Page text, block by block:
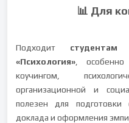
📊 Для
Подходит
«Психология» ,
коучингом,
организационной и
полезен для подготовки
доклада и оформления